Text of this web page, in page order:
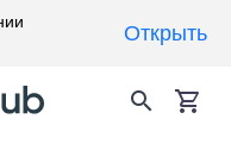
Открыть